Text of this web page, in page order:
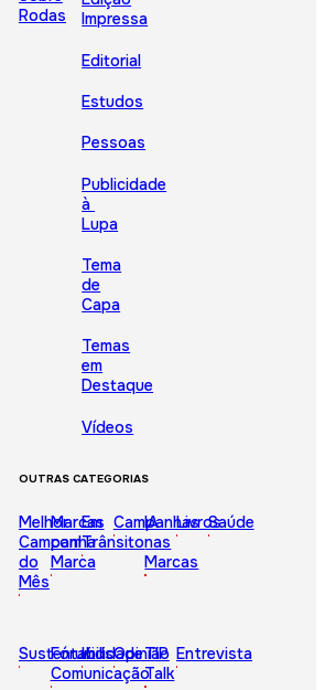
Rodas
Impressa
Editorial
Estudos
Pessoas
Publicidade
à
Lupa
Tema
de
Capa
Temas
em
Destaque
Vídeos
OUTRAS CATEGORIAS
Melhor
Campanha
do
Mês
Marcas
com
Marca
Em
Trânsito
Campanhas
IA
nas
Marcas
LivrosSaúde
Sustentabilidade
Fórum
Comunicação
KidsOpinião
TIP
Talk
Entrevista